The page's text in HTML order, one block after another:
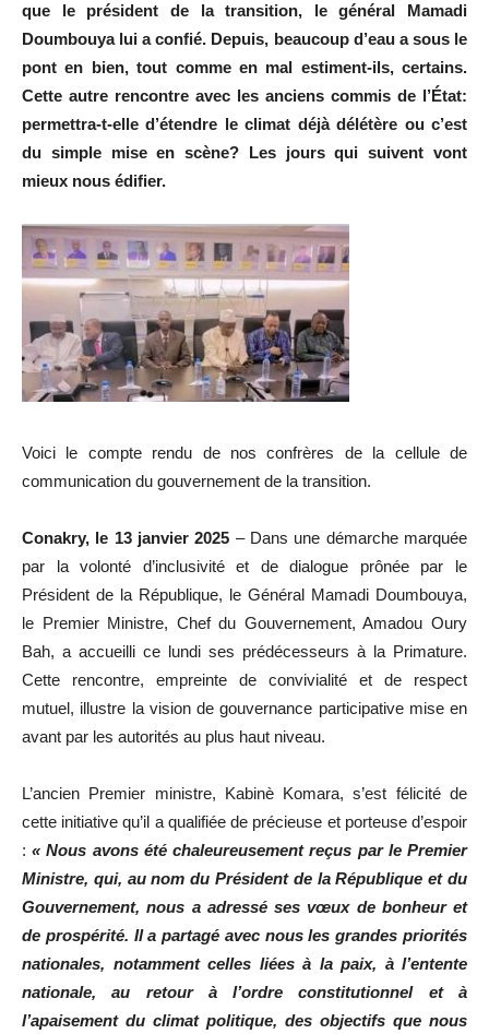
que le président de la transition, le général Mamadi
Doumbouya lui a confié. Depuis, beaucoup d’eau a sous le
pont en bien, tout comme en mal estiment-ils, certains.
Cette autre rencontre avec les anciens commis de l’État:
permettra-t-elle d’étendre le climat déjà délétère ou c’est
du simple mise en scène? Les jours qui suivent vont
mieux nous édifier.
Voici le compte rendu de nos confrères de la cellule de
communication du gouvernement de la transition.
Conakry, le 13 janvier 2025 – Dans une démarche marquée
par la volonté d’inclusivité et de dialogue prônée par le
Président de la République, le Général Mamadi Doumbouya,
le Premier Ministre, Chef du Gouvernement, Amadou Oury
Bah, a accueilli ce lundi ses prédécesseurs à la Primature.
Cette rencontre, empreinte de convivialité et de respect
mutuel, illustre la vision de gouvernance participative mise en
avant par les autorités au plus haut niveau.
L’ancien Premier ministre, Kabinè Komara, s’est félicité de
cette initiative qu’il a qualifiée de précieuse et porteuse d’espoir
:« Nous avons été chaleureusement reçus par le Premier
Ministre, qui, au nom du Président de la République et du
Gouvernement, nous a adressé ses vœux de bonheur et
de prospérité. Il a partagé avec nous les grandes priorités
nationales, notamment celles liées à la paix, à l’entente
nationale, au retour à l’ordre constitutionnel et à
l’apaisement du climat politique, des objectifs que nous